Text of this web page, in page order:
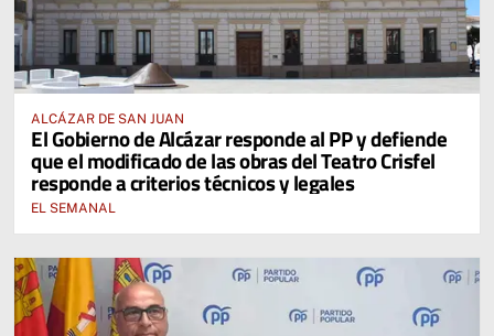
ALCÁZAR DE SAN JUAN
El Gobierno de Alcázar responde al PP y defiende
que el modificado de las obras del Teatro Crisfel
responde a criterios técnicos y legales
EL SEMANAL